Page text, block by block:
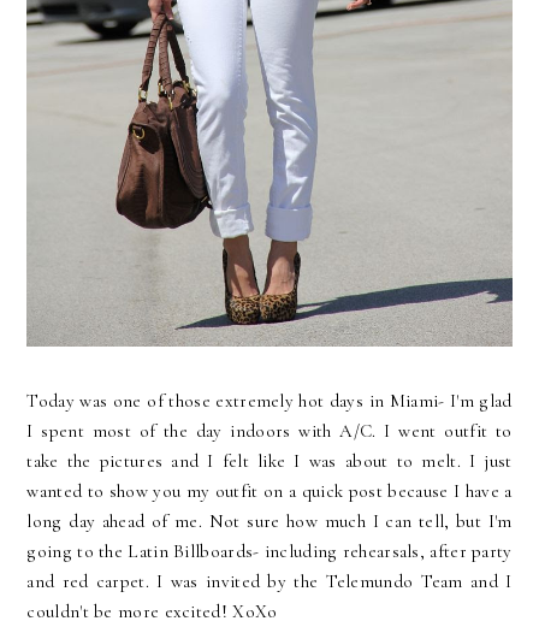
Today was one of those extremely hot days in Miami- I'm glad
I spent most of the day indoors with A/C. I went outfit to
take the pictures and I felt like I was about to melt. I just
wanted to show you my outfit on a quick post because I have a
long day ahead of me. Not sure how much I can tell, but I'm
going to the Latin Billboards- including rehearsals, after party
and red carpet. I was invited by the Telemundo Team and I
couldn't be more excited! XoXo